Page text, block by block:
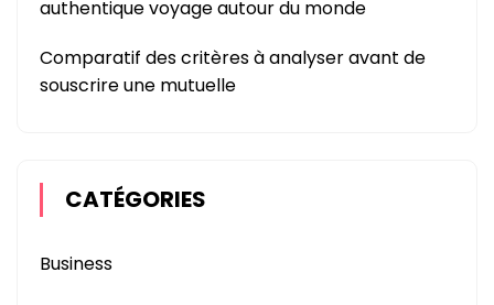
authentique voyage autour du monde
Comparatif des critères à analyser avant de
souscrire une mutuelle
CATÉGORIES
Business